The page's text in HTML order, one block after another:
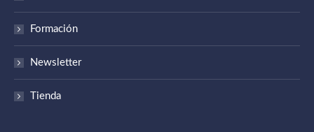
Formación
Newsletter
Tienda